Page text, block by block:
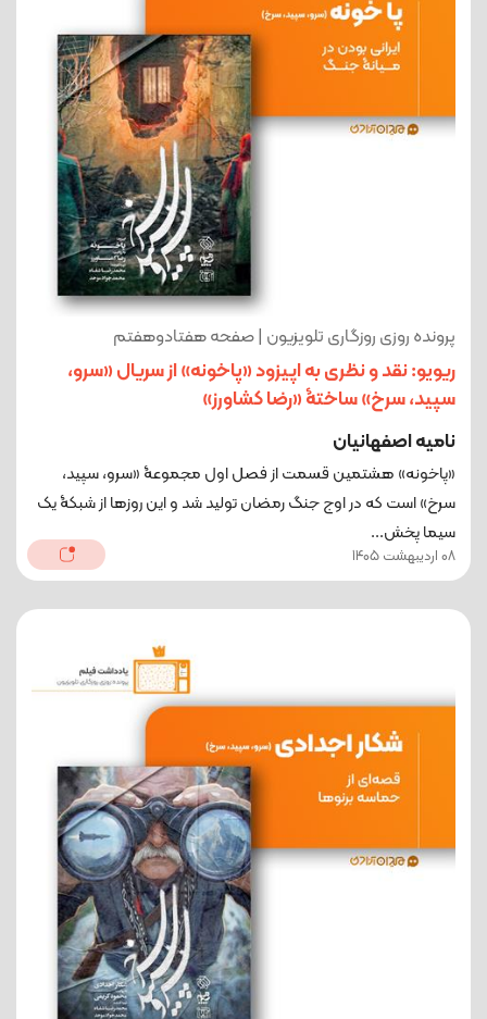
پرونده روزی روزگاری تلویزیون | صفحه هفتادوهفتم
ریویو: نقد و نظری به اپیزود «پاخونه» از سریال «سرو،
سپید، سرخ» ساختۀ «رضا کشاورز»
نامیه اصفهانیان
«پاخونه» هشتمین قسمت از فصل اول مجموعۀ «سرو، سپید،
سرخ» است که در اوج جنگ رمضان تولید شد و این روزها از شبکۀ یک
سیما پخش...
08 اردیبهشت 1405